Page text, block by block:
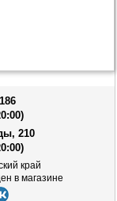
210
край
в магазине